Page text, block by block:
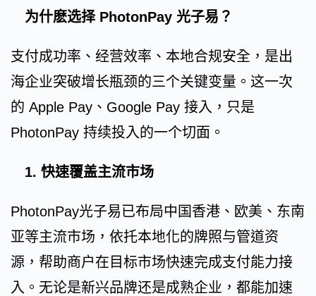
为什麽选择 PhotonPay 光子易？
支付成功率、经营效率、本地合规安全，是出
海企业突破增长瓶颈的三个关键变量。这一次
的 Apple Pay、Google Pay 接入，只是
PhotonPay 持续投入的一个切面。
1. 快速覆盖主流市场
PhotonPay光子易已布局中国香港、欧美、东南
亚等主流市场，依托本地化的牌照与管道资
源，帮助商户在目标市场快速完成支付能力接
入。无论是新兴品牌还是成熟企业，都能加速